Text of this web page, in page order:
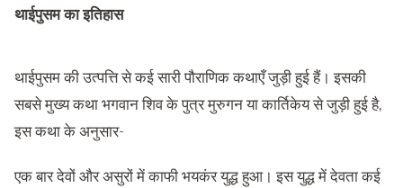
थाईपुसम का इतिहास
थाईपुसम की उत्पत्ति से कई सारी पौराणिक कथाएँ जुड़ी हुई हैं। इसकी
सबसे मुख्य कथा भगवान शिव के पुत्र मुरुगन या कार्तिकेय से जुड़ी हुई है,
इस कथा के अनुसार-
एक बार देवों और असुरों में काफी भयकंर युद्ध हुआ। इस युद्ध में देवता कई